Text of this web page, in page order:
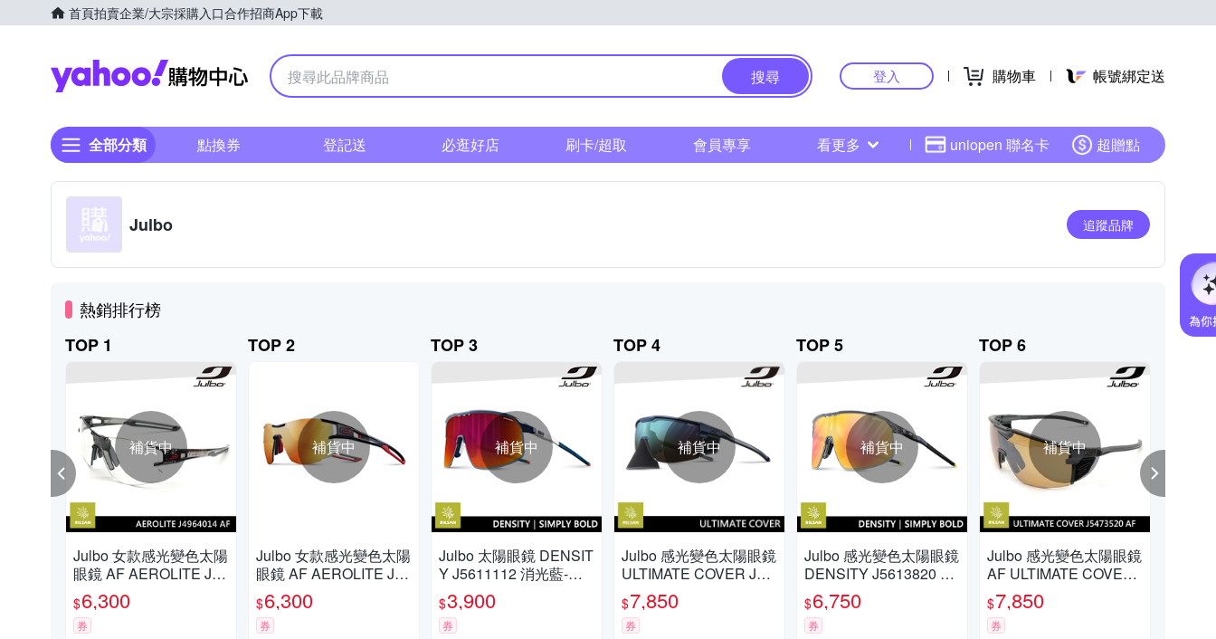
首頁拍賣企業/大宗採購入口合作招商App下載
Yahoo購物中心
搜尋 登入 購物車 帳號綁定送
全部分類 點換券 登記送 必逛好店 刷卡/超取 會員專享 看更多 uniopen 聯名卡 超贈點
Julbo 追蹤品牌
熱銷排行榜
TOP 1
補貨中
Julbo 女款感光變色太陽
眼鏡 AF AEROLITE J49
64014 / 透明灰框 (透明
感光變色鏡片)
$6,300
券
TOP 2
補貨中
Julbo 女款感光變色太陽
眼鏡 AF AEROLITE J49
63314 / 霧黑紅框 (透明
鍍膜黃紅鏡片)
$6,300
券
TOP 3
補貨中
Julbo 太陽眼鏡 DENSIT
Y J5611112 消光藍-白
框
$3,900
券
TOP 4
補貨中
Julbo 感光變色太陽眼鏡
ULTIMATE COVER J54
73632 / 消光黑-藍框 (藍
咖啡多層膜鏡片) 山區運
動的理想選擇
$7,850
券
TOP 5
補貨中
Julbo 感光變色太陽眼鏡
DENSITY J5613820 透
明黑框
$6,750
券
TOP 6
補貨中
Julbo 感光變色太陽眼鏡
AF ULTIMATE COVER
J5473520 / 深灰框 (棕色
多層膜鏡片)
$7,850
券